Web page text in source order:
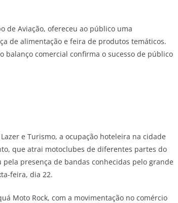
de Aviação, ofereceu ao público uma
de alimentação e feira de produtos temáticos.
balanço comercial confirma o sucesso de público
e Turismo, a ocupação hoteleira na cidade
que atrai motoclubes de diferentes partes do
presença de bandas conhecidas pelo grande
feira, dia 22.
Moto Rock, com a movimentação no comércio